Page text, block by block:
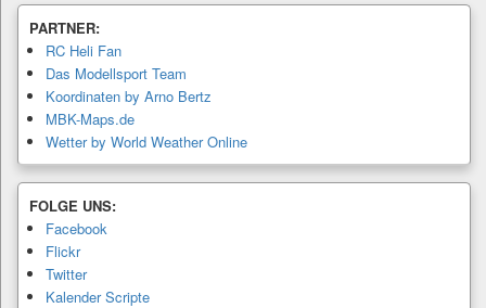
PARTNER:
RC Heli Fan
Das Modellsport Team
Koordinaten by Arno Bertz
MBK-Maps.de
Wetter by World Weather Online
FOLGE UNS:
Facebook
Flickr
Twitter
Kalender Scripte